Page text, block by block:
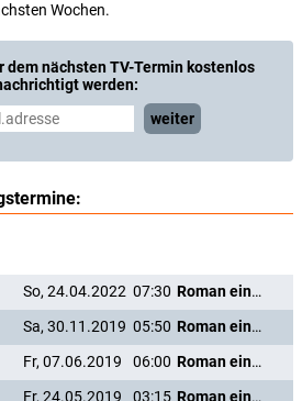
Wochen.
dem nächsten TV-Termin kostenlos
werden:
weiter
So, 24.04.2022 07:30
Roman einer Siebzehnjährigen
Sa, 30.11.2019 05:50
Roman einer Siebzehnjährigen
Fr, 07.06.2019 06:00
Roman einer Siebzehnjährigen
Fr, 24.05.2019 03:15 Roman einer Siebzehnjährigen